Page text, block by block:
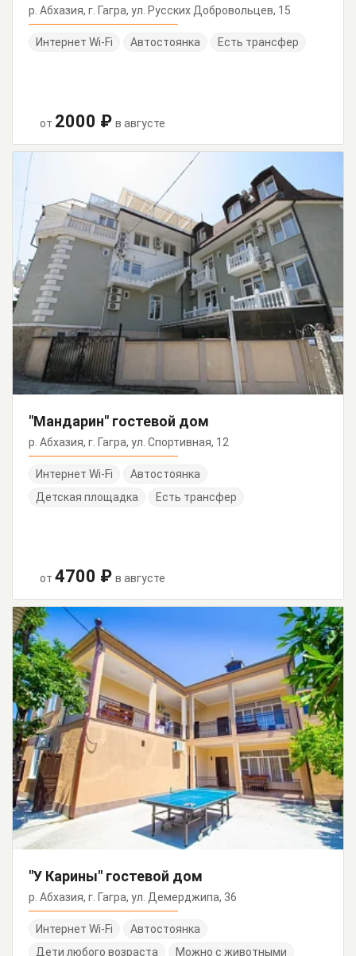
р. Абхазия, г. Гагра, ул. Русских Добровольцев, 15
Интернет Wi-Fi Автостоянка Есть трансфер
от 2000 ₽ в августе
"Мандарин" гостевой дом
р. Абхазия, г. Гагра, ул. Спортивная, 12
Интернет Wi-Fi
Автостоянка
Детская площадка
Есть трансфер
от 4700 ₽ в августе
"У Карины" гостевой дом
р. Абхазия, г. Гагра, ул. Демерджипа, 36
Интернет Wi-Fi
Автостоянка
Дети любого возраста
Можно с животными